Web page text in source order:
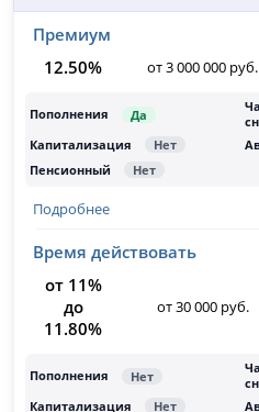
Премиум
12.50%
от 3 000 000 руб.
Подробнее
Время действовать
от 11%
до
11.80%
от 30 000 руб.